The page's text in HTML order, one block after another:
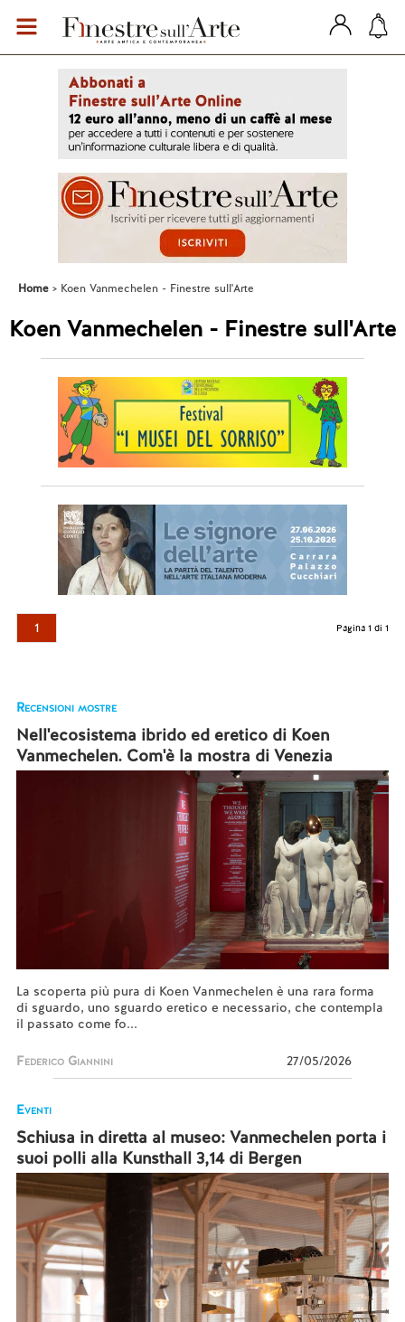
Home Koen Vanmechelen - Finestre sull'Arte
Koen Vanmechelen - Finestre sull'Arte
1 Pagina 1 di 1
Recensioni mostre
Nell'ecosistema ibrido ed eretico di Koen
Vanmechelen. Com'è la mostra di Venezia
La scoperta più pura di Koen Vanmechelen è una rara forma
di sguardo, uno sguardo eretico e necessario, che contempla
il passato come fo...
Federico Giannini 27/05/2026
Eventi
Schiusa in diretta al museo: Vanmechelen porta i
suoi polli alla Kunsthall 3,14 di Bergen